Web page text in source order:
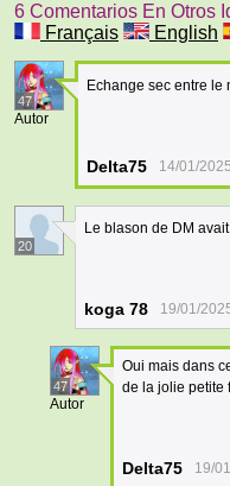
6 Comentarios En Otros
Français
English
47
Autor
Echange sec entre
Delta75 14/01/
20
Le blason de DM
koga 78 19/01/
47
Autor
Oui mais dans
de la jolie petite
Delta75 19/